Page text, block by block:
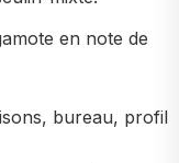
en note de
bureau, profil